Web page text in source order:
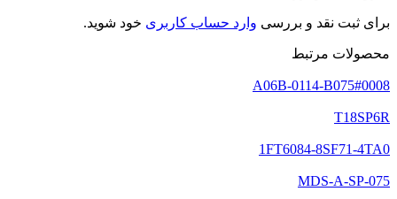
برای ثبت نقد و بررسی وارد حساب کاربری خود شوید.
محصولات مرتبط
A06B-0114-B075#0008
T18SP6R
1FT6084-8SF71-4TA0
MDS-A-SP-075